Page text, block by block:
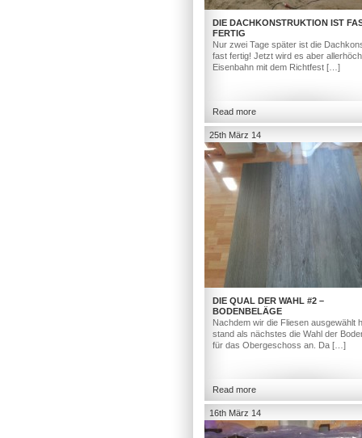
DIE DACHKONSTRUKTION IST
FERTIG
Nur zwei Tage später ist die
fast fertig! Jetzt wird es aber
Eisenbahn mit dem Richtfest […]
Read more
25th März 14
DIE QUAL DER WAHL #2 –
BODENBELÄGE
Nachdem wir die Fliesen ausgewählt
stand als nächstes die Wahl der
für das Obergeschoss an. Da […]
Read more
16th März 14